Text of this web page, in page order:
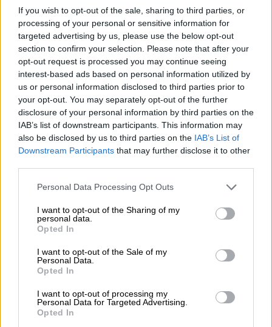
If you wish to opt-out of the sale, sharing to third parties, or
processing of your personal or sensitive information for
targeted advertising by us, please use the below opt-out
section to confirm your selection. Please note that after your
opt-out request is processed you may continue seeing
interest-based ads based on personal information utilized by
us or personal information disclosed to third parties prior to
your opt-out. You may separately opt-out of the further
disclosure of your personal information by third parties on the
IAB’s list of downstream participants. This information may
also be disclosed by us to third parties on the IAB’s List of
Downstream Participants that may further disclose it to other
Please note that this website/app uses one or more Google
not limited to your visit or usage behaviour. You may click to
grant or deny consent to Google and its third-party tags to
use your data for below specified purposes in below Google
consent section.
Personal Data Processing Opt Outs
I want to opt-out of the Sharing of my
personal data.
Opted In
I want to opt-out of the Sale of my
Personal Data.
Opted In
I want to opt-out of processing my
Personal Data for Targeted Advertising.
Opted In
Σινεμά|31.05.2022 07:32
Disney+: Βρεθήκαμε στην επίσημη
παρουσίαση - Οι σειρές, οι ταινίες και το
κόστος συνδρομής στην Ελλάδα
Λίγες ημέρες πριν από την έναρξη
λειτουργίας της streaming υπηρεσίας στη
χώρα μας, η The Walt Disney Company
Greece διοργάνωσε μια εκδήλωση στο χώρο
Φάρος του Κέντρου Πολιτισμού Ίδρυμα
Σταύρος Νιάρχος